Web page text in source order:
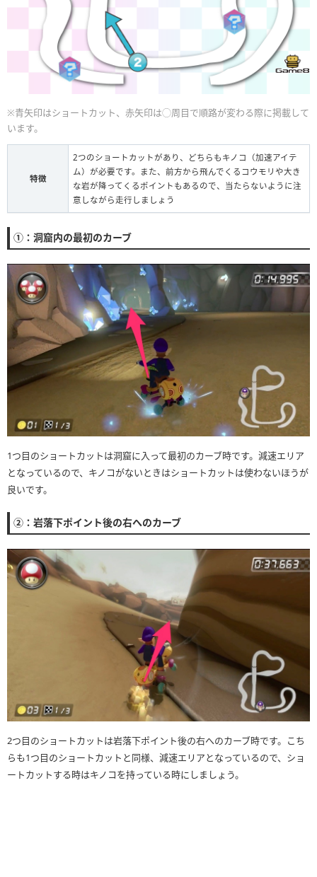
※青矢印はショートカット、赤矢印は◯周目で順路が変わる際に掲載して
います。
特徴
2つのショートカットがあり、どちらもキノコ（加速アイテ
ム）が必要です。また、前方から飛んでくるコウモリや大き
な岩が降ってくるポイントもあるので、当たらないように注
意しながら走行しましょう
①：洞窟内の最初のカーブ
1つ目のショートカットは洞窟に入って最初のカーブ時です。減速エリア
となっているので、キノコがないときはショートカットは使わないほうが
良いです。
②：岩落下ポイント後の右へのカーブ
2つ目のショートカットは岩落下ポイント後の右へのカーブ時です。こち
らも1つ目のショートカットと同様、減速エリアとなっているので、ショ
ートカットする時はキノコを持っている時にしましょう。